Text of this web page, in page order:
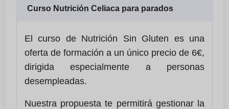
Curso Nutrición Celiaca para parados
El curso de Nutrición Sin Gluten es una
oferta de formación a un único precio de 6€,
dirigida especialmente a personas
desempleadas.
Nuestra propuesta te permitirá gestionar la